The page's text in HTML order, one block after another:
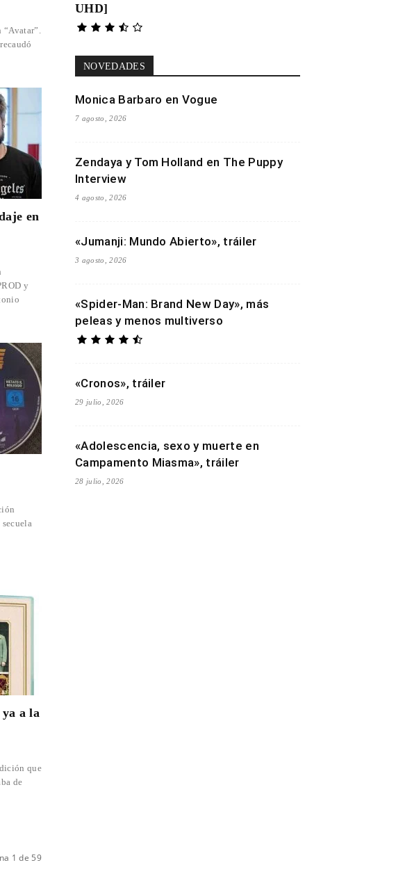
en
y
a la
que
de
1 de 59
UHD]
NOVEDADES
Monica Barbaro en Vogue
7 agosto, 2026
Zendaya y Tom Holland en The Puppy
Interview
4 agosto, 2026
«Jumanji: Mundo Abierto», tráiler
3 agosto, 2026
«Spider-Man: Brand New Day», más
peleas y menos multiverso
«Cronos», tráiler
29 julio, 2026
«Adolescencia, sexo y muerte en
Campamento Miasma», tráiler
28 julio, 2026